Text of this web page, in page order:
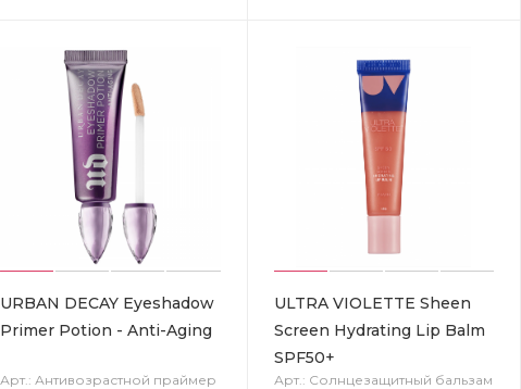
URBAN DECAY Eyeshadow
Primer Potion - Anti-Aging
Арт.: Антивозрастной праймер
ULTRA VIOLETTE Sheen
Screen Hydrating Lip Balm
SPF50+
Арт.: Солнцезащитный бальзам